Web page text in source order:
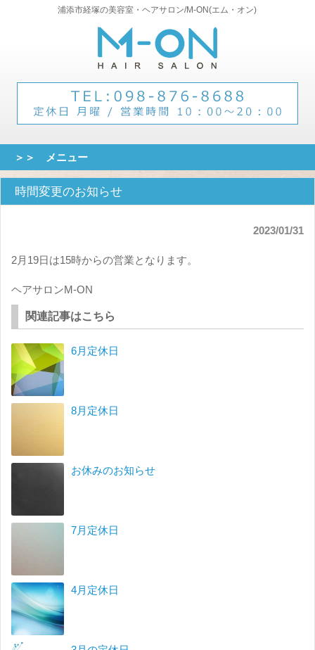
浦添市経塚の美容室・ヘアサロン/M-ON(エム・オン)
＞＞ メニュー
時間変更のお知らせ
2023/01/31
2月19日は15時からの営業となります。
ヘアサロンM-ON
関連記事はこちら
6月定休日
8月定休日
お休みのお知らせ
7月定休日
4月定休日